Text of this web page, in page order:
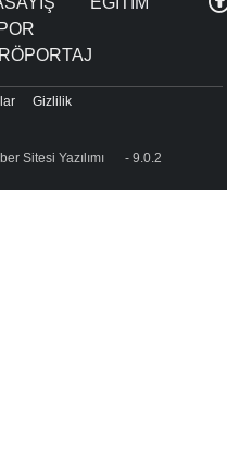
RÖPORTAJ
Sitesi Yazılımı - 9.0.2
Gizlilik